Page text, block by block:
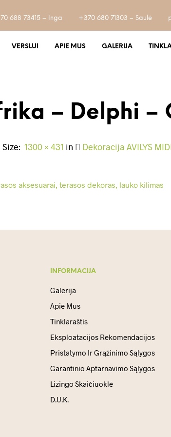
688 73415 – Inga +370 680 71303 – Saulė
VERSLUI APIE MUS GALERIJA
– Delphi –
Size: 1300 × 431 in Dekoracija AVILYS
INFORMACIJA
Galerija
Apie Mus
Tinklaraštis
Eksploatacijos Rekomendacijos
Pristatymo Ir Grąžinimo Sąlygos
Garantinio Aptarnavimo Sąlygos
Lizingo Skaičiuoklė
D.U.K.